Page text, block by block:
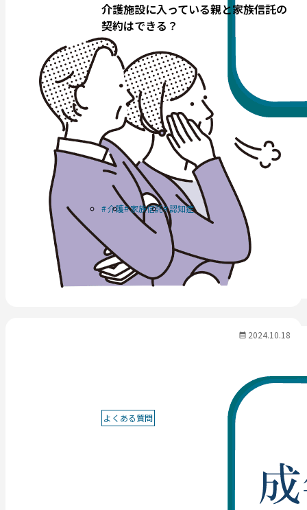
介護施設に入っている親と家族信託の
契約はできる？
介護 家族信託 認知症
よくある質問
2024.10.18